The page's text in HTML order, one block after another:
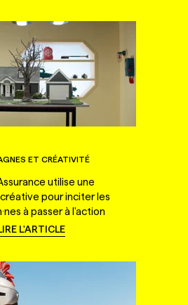
ET CRÉATIVITÉ
utilise une
pour inciter les
à passer à l'action
L'ARTICLE